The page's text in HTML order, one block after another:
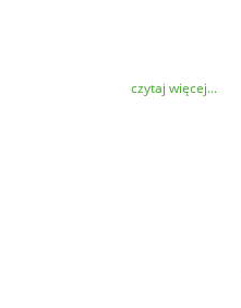
czytaj więcej...